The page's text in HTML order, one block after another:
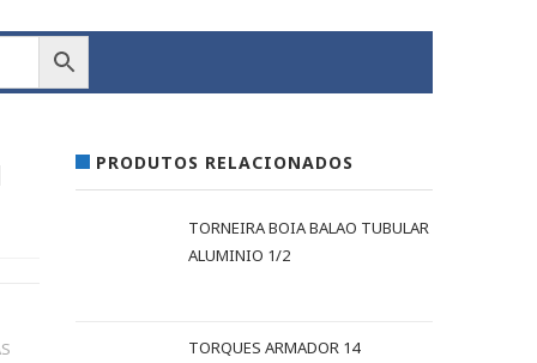
PRODUTOS RELACIONADOS
TORNEIRA BOIA BALAO TUBULAR
ALUMINIO 1/2
TORQUES ARMADOR 14